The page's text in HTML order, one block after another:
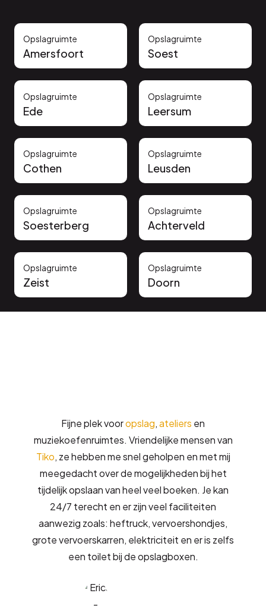
Opslagruimte
Amersfoort
Opslagruimte
Soest
Opslagruimte
Ede
Opslagruimte
Leersum
Opslagruimte
Cothen
Opslagruimte
Leusden
Opslagruimte
Soesterberg
Opslagruimte
Achterveld
Opslagruimte
Zeist
Opslagruimte
Doorn
Fijne plek vooropslag,ateliers en
muziekoefenruimtes. Vriendelijke mensen van
Tiko, ze hebben me snel geholpen en met mij
meegedacht over de mogelijkheden bij het
tijdelijk opslaan van heel veel boeken. Je kan
24/7 terecht en er zijn veel faciliteiten
aanwezig zoals: heftruck, vervoershondjes,
grote vervoerskarren, elektriciteit en er is zelfs
een toilet bij de opslagboxen.